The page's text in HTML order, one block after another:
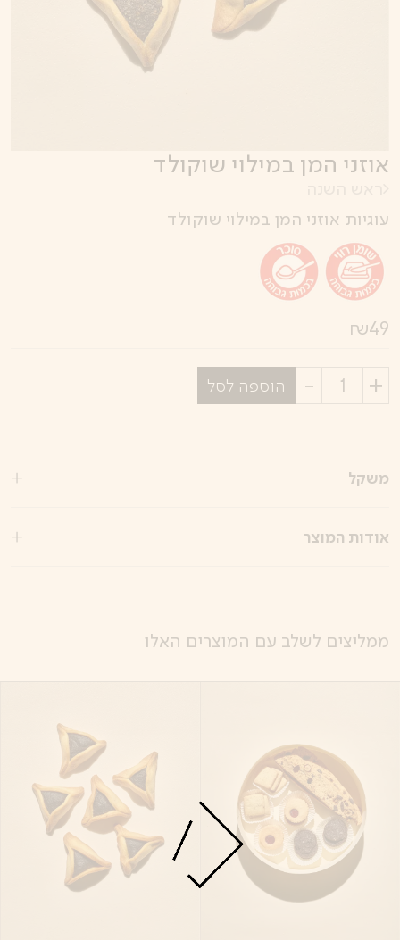
אוזני המן במילוי שוקולד
עוגיות אוזני המן במילוי שוקולד
49
₪
בחר
הוספה לסל
משקל
אודות המוצר
ממליצים לשלב עם המוצרים האלו